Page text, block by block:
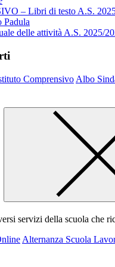
– Libri di testo A.S.
Padula
delle attività A.S. 2025/
Comprensivo Albo
servizi della scuola che
Alternanza Scuola